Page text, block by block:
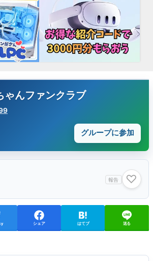
ゃんファンクラブ
グループに参加
報告 ♡
シェア はてブ 送る